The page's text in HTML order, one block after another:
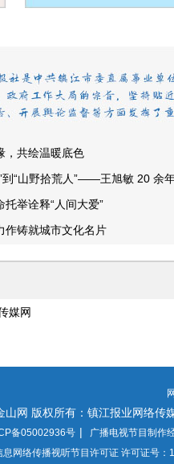
，共绘温暖底色
到“山野拾荒人”——王旭敏 20 余
举诠释“人间大爱”
作铸就城市文化名片
媒网
山网 版权所有：镇江报业网络传
备05002936号 |
广播电视节目制作
息网络传播视听节目许可证 许可证号：